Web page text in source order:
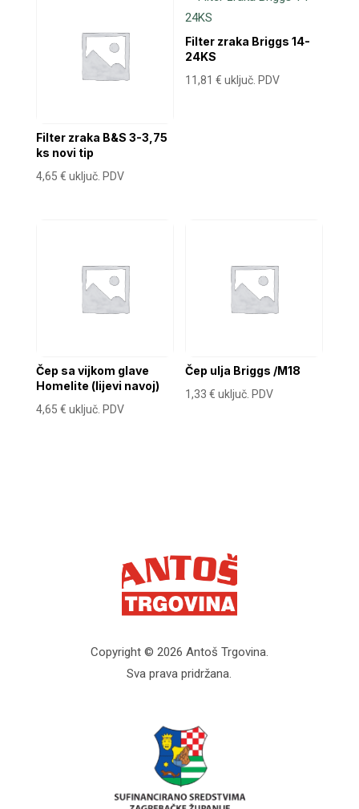
Filter zraka B&S 3-3,75
ks novi tip
4,65 € uključ. PDV
Filter zraka Briggs 14-
24KS
11,81€ uključ. PDV
Čep sa vijkom glave
Homelite (lijevi navoj)
4,65 € uključ. PDV
Čep ulja Briggs /M18
1,33€ uključ. PDV
Copyright © 2026 Antoš Trgovina.
Sva prava pridržana.